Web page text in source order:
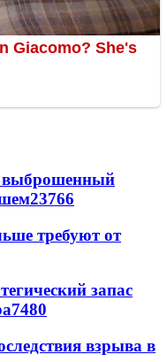
выброшенный
23766
требуют от
запас
7480
взрыва в